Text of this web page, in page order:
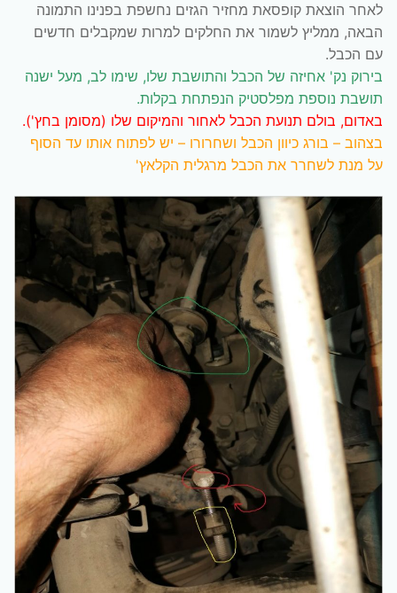
לאחר הוצאת קופסאת מחזיר הגזים נחשפת בפנינו התמונה
הבאה, ממליץ לשמור את החלקים למרות שמקבלים חדשים
עם הכבל.
בירוק נק' אחיזה של הכבל והתושבת שלו, שימו לב, מעל ישנה
תושבת נוספת מפלסטיק הנפתחת בקלות.
באדום, בולם תנועת הכבל לאחור והמיקום שלו (מסומן בחץ').
בצהוב – בורג כיוון הכבל ושחרורו – יש לפתוח אותו עד הסוף
על מנת לשחרר את הכבל מרגלית הקלאץ'